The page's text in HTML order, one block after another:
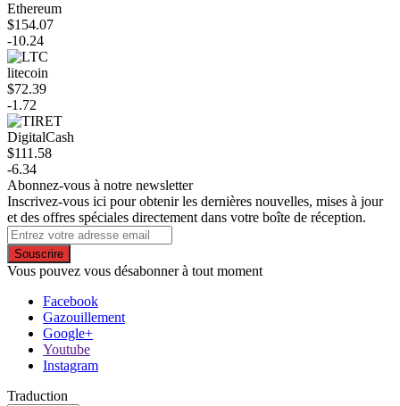
Ethereum
$154.07
-10.24
litecoin
$72.39
-1.72
DigitalCash
$111.58
-6.34
Abonnez-vous à notre newsletter
Inscrivez-vous ici pour obtenir les dernières nouvelles, mises à jour
et des offres spéciales directement dans votre boîte de réception.
Souscrire
Vous pouvez vous désabonner à tout moment
Facebook
Gazouillement
Google+
Youtube
Instagram
Traduction